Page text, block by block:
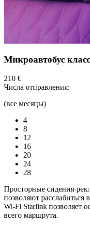
Микроавтобус
210 €
Числа отправления:
(все месяцы)
4
8
12
16
20
24
28
Просторные сидения-
позволяют расслабиться
Wi-Fi Starlink позволяет
всего маршрута.